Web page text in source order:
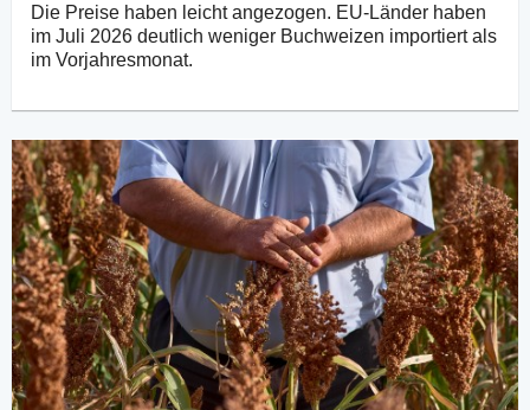
Die Preise haben leicht angezogen. EU-Länder haben
im Juli 2026 deutlich weniger Buchweizen importiert als
im Vorjahresmonat.